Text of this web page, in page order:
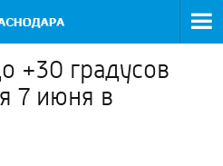
+30 градусов
7 июня в